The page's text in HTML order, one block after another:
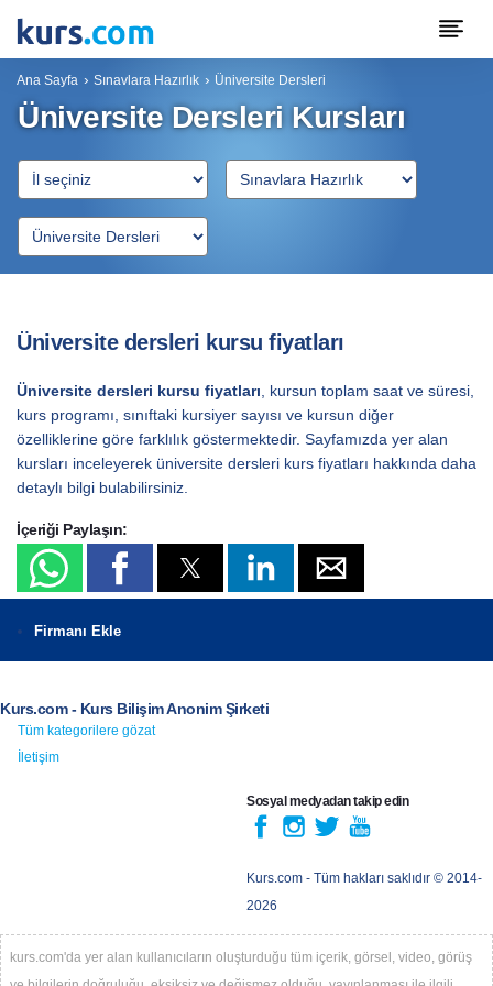
Ana Sayfa Sınavlara Hazırlık Üniversite Dersleri
Üniversite Dersleri Kursları
Üniversite dersleri kursu fiyatları
Üniversite dersleri kursu fiyatları , kursun toplam saat ve süresi,
kurs programı, sınıftaki kursiyer sayısı ve kursun diğer
özelliklerine göre farklılık göstermektedir. Sayfamızda yer alan
kursları inceleyerek üniversite dersleri kurs fiyatları hakkında daha
detaylı bilgi bulabilirsiniz.
İçeriği Paylaşın:
Firmanı Ekle
Kurs.com - Kurs Bilişim Anonim Şirketi
Tüm kategorilere gözat
İletişim
Sosyal medyadan takip edin
Kurs.com - Tüm hakları saklıdır © 2014-
2026
kurs.com'da yer alan kullanıcıların oluşturduğu tüm içerik, görsel, video, görüş